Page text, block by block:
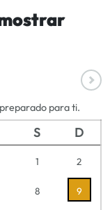
para ti.
S D
1 2
8 9